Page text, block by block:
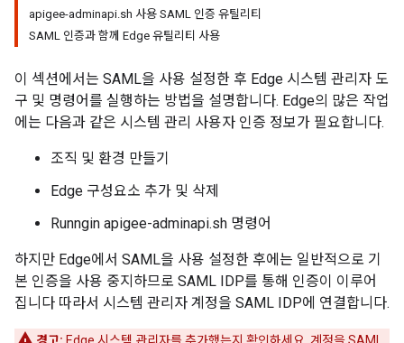
apigee-adminapi.sh 사용 SAML 인증 유틸리티
SAML 인증과 함께 Edge 유틸리티 사용
이 섹션에서는 SAML을 사용 설정한 후 Edge 시스템 관리자 도
구 및 명령어를 실행하는 방법을 설명합니다. Edge의 많은 작업
에는 다음과 같은 시스템 관리 사용자 인증 정보가 필요합니다.
조직 및 환경 만들기
Edge 구성요소 추가 및 삭제
Runngin apigee-adminapi.sh 명령어
하지만 Edge에서 SAML을 사용 설정한 후에는 일반적으로 기
본 인증을 사용 중지하므로 SAML IDP를 통해 인증이 이루어
집니다 따라서 시스템 관리자 계정을 SAML IDP에 연결합니다.